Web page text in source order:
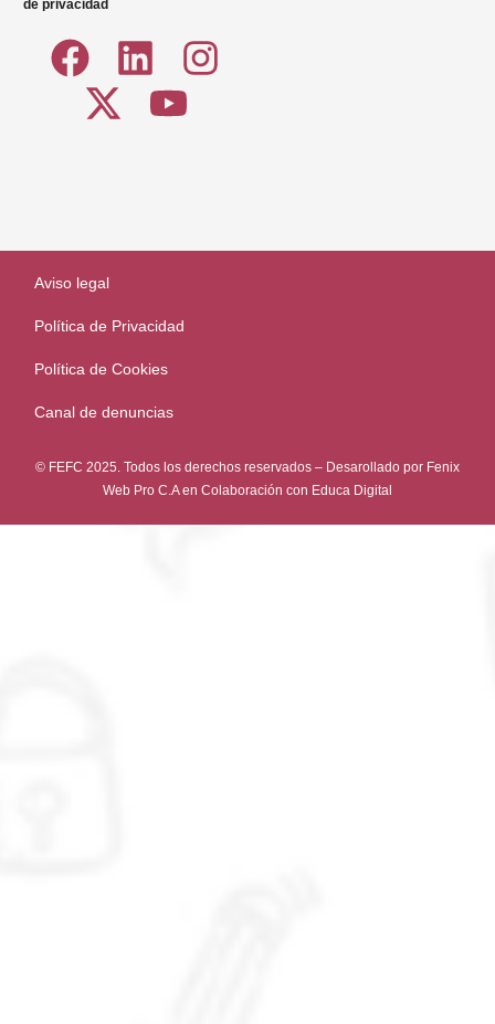
de privacidad
© FEFC 2025. Todos los derechos reservados – Desarollado por Fenix
Web Pro C.Aen Colaboración con Educa Digital
Aviso legal
Política de Privacidad
Política de Cookies
Canal de denuncias